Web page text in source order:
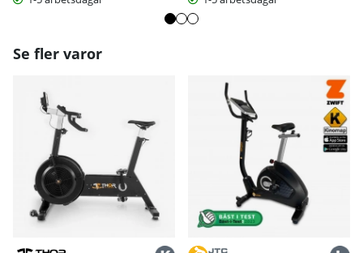
Se fler varor